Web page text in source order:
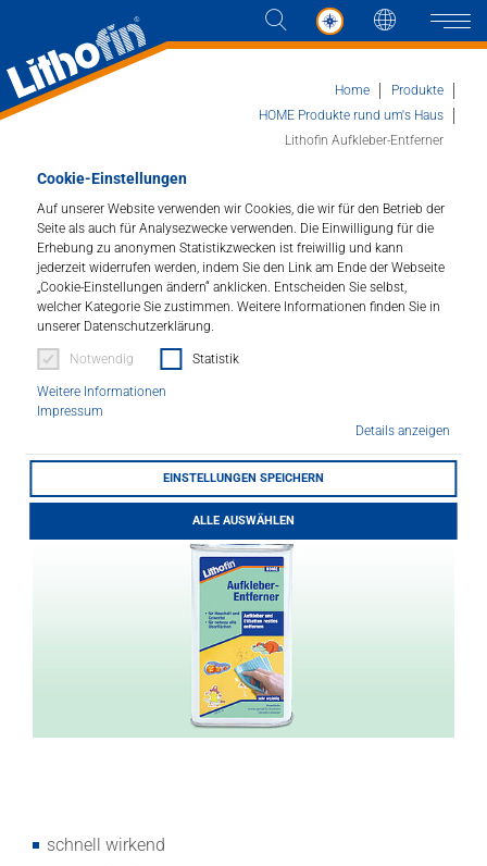
Cookie-Einstellungen
Auf unserer Website verwenden wir Cookies, die wir für den Betrieb der
Seite als auch für Analysezwecke verwenden. Die Einwilligung für die
Erhebung zu anonymen Statistikzwecken ist freiwillig und kann
jederzeit widerrufen werden, indem Sie den Link am Ende der Webseite
„Cookie-Einstellungen ändern“ anklicken. Entscheiden Sie selbst,
welcher Kategorie Sie zustimmen. Weitere Informationen finden Sie in
unserer Datenschutzerklärung.
Notwendig Statistik
Weitere Informationen
Impressum
Details anzeigen
EINSTELLUNGEN SPEICHERN
ALLE AUSWÄHLEN
Sprache
Produkte
Lösungen
Aktuelles
Unternehmen
Kontakt
HÄNDLERSUCHE
LITHOFINDER
Home
Produkte
HOME Produkte rund um's Haus
Lithofin Aufkleber-Entferner
Lithofin Aufkleber-Entferner
Entfernt Aufkleber schnell und schonend.
Artikelnummer : 308
Löst Aufkleber und Etiketten aller Art und entfernt
Klebstoffreste von nahezu allen Oberflächen wie z.B.
Stein, Glas, Kunststoff. Entfernt auch Gummi, Teer u.ä.
schnell wirkend